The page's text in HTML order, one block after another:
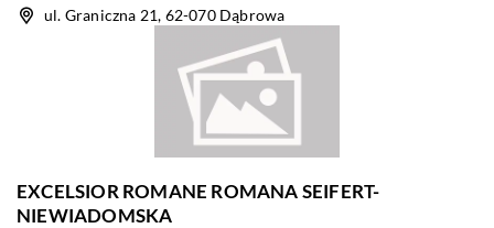
ul. Graniczna 21, 62-070 Dąbrowa
EXCELSIOR ROMANE ROMANA SEIFERT-
NIEWIADOMSKA